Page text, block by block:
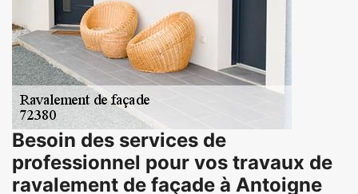
Besoin des services de
professionnel pour vos travaux de
ravalement de façade à Antoigne